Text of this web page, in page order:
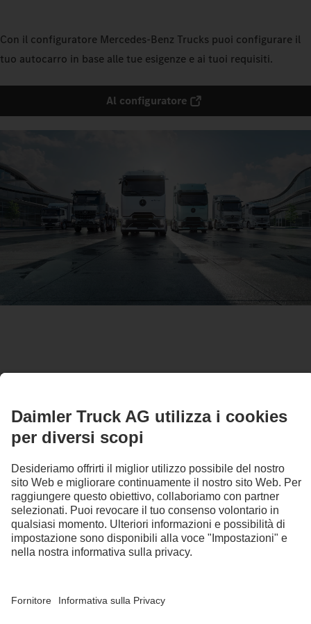
Con il configuratore Mercedes‑Benz Trucks puoi configurare il
tuo autocarro in base alle tue esigenze e ai tuoi requisiti.
Al configuratore
Charged to change